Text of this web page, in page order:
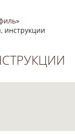
инструкции